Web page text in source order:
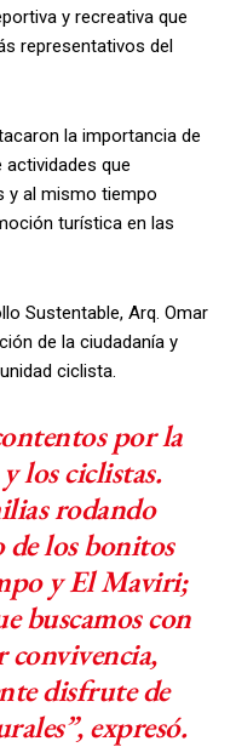
y recreativa que
representativos del
la importancia de
que
y al mismo tiempo
turística en las
Sustentable, Arq. Omar
de la ciudadanía y
ciclista.
por la
los ciclistas.
rodando
los bonitos
y El Maviri;
buscamos con
convivencia,
disfrute de
expresó.